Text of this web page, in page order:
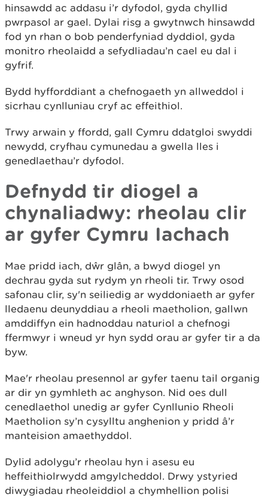
hinsawdd ac addasu i’r dyfodol, gyda chyllid
pwrpasol ar gael. Dylai risg a gwytnwch hinsawdd
fod yn rhan o bob penderfyniad dyddiol, gyda
monitro rheolaidd a sefydliadau’n cael eu dal i
gyfrif.
Bydd hyfforddiant a chefnogaeth yn allweddol i
sicrhau cynlluniau cryf ac effeithiol.
Trwy arwain y ffordd, gall Cymru ddatgloi swyddi
newydd, cryfhau cymunedau a gwella lles i
genedlaethau’r dyfodol.
Defnydd tir diogel a
chynaliadwy: rheolau clir
ar gyfer Cymru Iachach
Mae pridd iach, dŵr glân, a bwyd diogel yn
dechrau gyda sut rydym yn rheoli tir. Trwy osod
safonau clir, sy'n seiliedig ar wyddoniaeth ar gyfer
lledaenu deunyddiau a rheoli maetholion, gallwn
amddiffyn ein hadnoddau naturiol a chefnogi
ffermwyr i wneud yr hyn sydd orau ar gyfer tir a da
byw.
Mae'r rheolau presennol ar gyfer taenu tail organig
ar dir yn gymhleth ac anghyson. Nid oes dull
cenedlaethol unedig ar gyfer Cynllunio Rheoli
Maetholion sy’n cysylltu anghenion y pridd â’r
manteision amaethyddol.
Dylid adolygu’r rheolau hyn i asesu eu
heffeithiolrwydd amgylcheddol. Drwy ystyried
diwygiadau rheoleiddiol a chymhellion polisi